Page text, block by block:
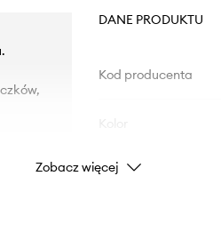
DANE PRODUKTU
Kod producenta
Marka
Zobacz więcej